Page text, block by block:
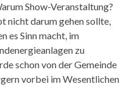
Show-Veranstaltung?
nicht darum gehen sollte,
es Sinn macht, im
zu
schon von der Gemeinde
vorbei im Wesentlichen